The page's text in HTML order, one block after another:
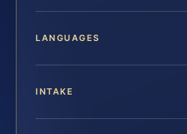
LANGUAGES
INTAKE